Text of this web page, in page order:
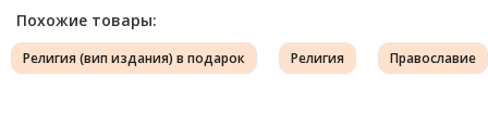
Похожие товары:
Религия (вип издания) в подарок Религия Православие